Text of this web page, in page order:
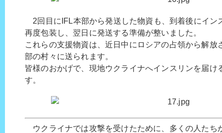
2回目にIFL本部から発送した物資も、到着後にイン
再度包装し、翌日に発送する準備が整いました。
これらの支援物資は、近日中にロシアの占領から解放
部の村々に送られます。
皆様のおかげで、現地ウクライナへインスリンを届け
す。
ウクライナでは攻撃を受けたために、多くの人たち